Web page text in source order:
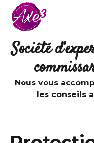
Aller au contenu
Société
Nous vous
les conseils